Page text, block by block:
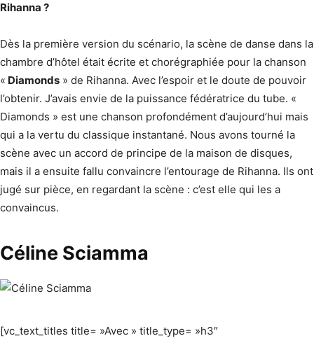
Rihanna ?
Dès la première version du scénario, la scène de danse dans la
chambre d’hôtel était écrite et chorégraphiée pour la chanson
« Diamonds » de Rihanna. Avec l’espoir et le doute de pouvoir
l’obtenir. J’avais envie de la puissance fédératrice du tube. «
Diamonds » est une chanson profondément d’aujourd’hui mais
qui a la vertu du classique instantané. Nous avons tourné la
scène avec un accord de principe de la maison de disques,
mais il a ensuite fallu convaincre l’entourage de Rihanna. Ils ont
jugé sur pièce, en regardant la scène : c’est elle qui les a
convaincus.
Céline Sciamma
[vc_text_titles title= »Avec » title_type= »h3″